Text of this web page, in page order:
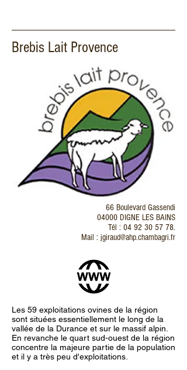
Brebis Lait Provence
66 Boulevard Gassendi
04000 DIGNE LES BAINS
Tél : 04 92 30 57 78.
Mail : jgiraud@ahp.chambagri.fr
Les 59 exploitations ovines de la région
sont situées essentiellement le long de la
vallée de la Durance et sur le massif alpin.
En revanche le quart sud-ouest de la région
concentre la majeure partie de la population
et il y a très peu d'exploitations.